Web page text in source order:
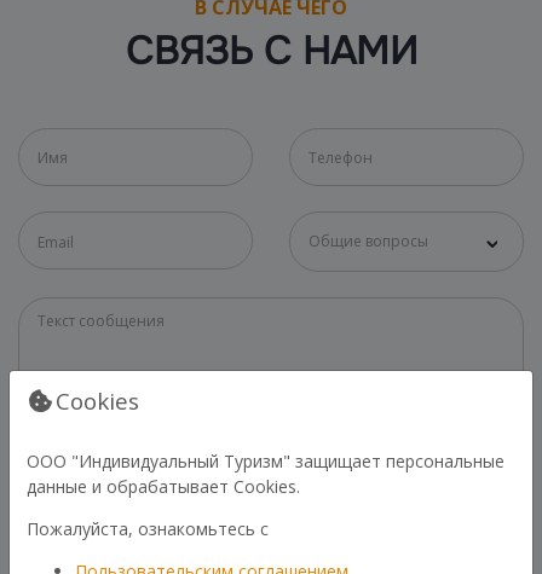
В СЛУЧАЕ ЧЕГО
СВЯЗЬ С НАМИ
Общие вопросы
Cookies
ООО "Индивидуальный Туризм" защищает персональные
данные и обрабатывает Cookies.
Пожалуйста, ознакомьтесь с